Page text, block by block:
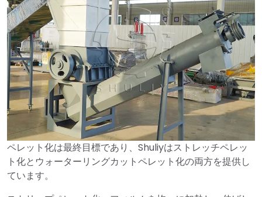
ペレット化は最終目標であり、Shuliyはストレッチペレッ
ト化とウォーターリングカットペレット化の両方を提供し
ています。